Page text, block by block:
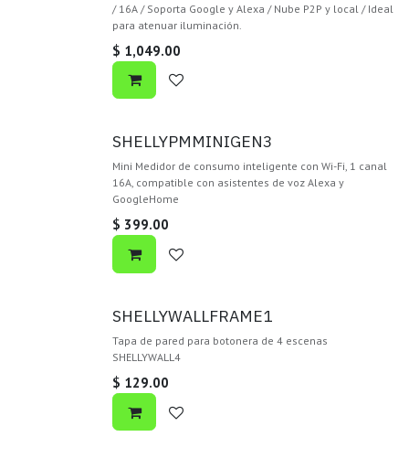
/ 16A / Soporta Google y Alexa / Nube P2P y local / Ideal
para atenuar iluminación.
$ 1,049.00
SHELLYPMMINIGEN3
Mini Medidor de consumo inteligente con Wi-Fi, 1 canal
16A, compatible con asistentes de voz Alexa y
GoogleHome
$ 399.00
SHELLYWALLFRAME1
Tapa de pared para botonera de 4 escenas
SHELLYWALL4
$ 129.00